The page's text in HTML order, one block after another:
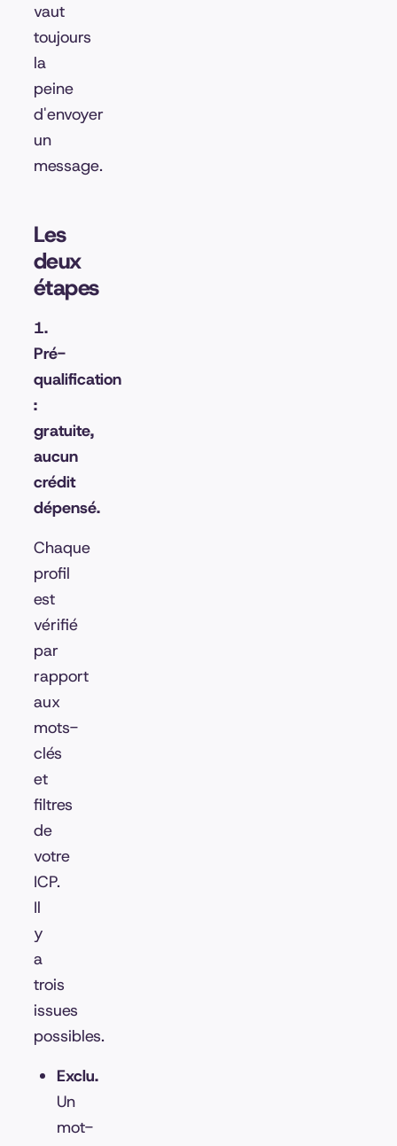
vaut
toujours
la
peine
d'envoyer
un
message.
Les
deux
étapes
1.
Pré-
qualification
:
gratuite,
aucun
crédit
dépensé.
Chaque
profil
est
vérifié
par
rapport
aux
mots-
clés
et
filtres
de
votre
ICP.
Il
y
a
trois
issues
possibles.
Exclu.
Un
mot-